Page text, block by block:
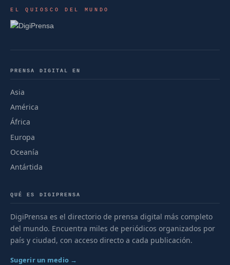
EL QUIOSCO DEL MUNDO
PRENSA DIGITAL EN
Asia
América
África
Europa
Oceanía
Antártida
QUÉ ES DIGIPRENSA
DigiPrensa es el directorio de prensa digital más completo
del mundo. Encuentra miles de periódicos organizados por
país y ciudad, con acceso directo a cada publicación.
Sugerir un medio →